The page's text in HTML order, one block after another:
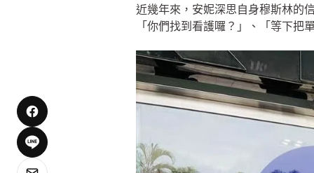
近幾年來，安妮深思自身穆斯林的
「你們找到看護囉？」、「等下